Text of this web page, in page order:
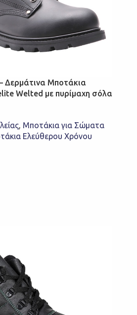
Δερμάτινα Μποτάκια
Welted με πυρίμαχη σόλα
, Μποτάκια για Σώματα
Ελεύθερου Χρόνου